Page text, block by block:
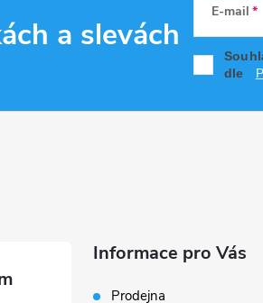
a slevách
E-mail
dle
Informace pro Vás
Prodejna